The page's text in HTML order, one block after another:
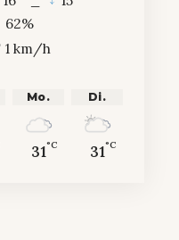
62%
1 km/h
Mo.
31°C
Di.
31°C